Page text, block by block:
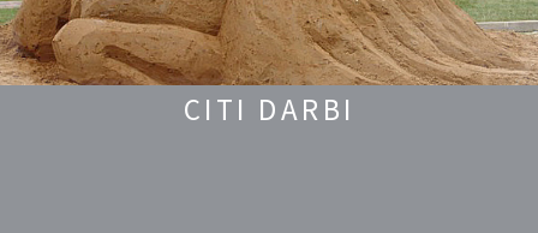
CITI DARBI